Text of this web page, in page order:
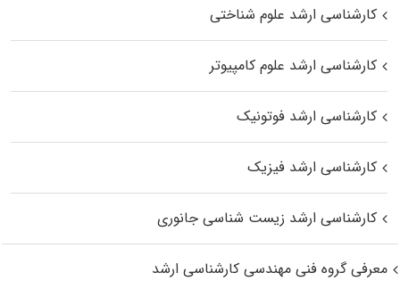
کارشناسی ارشد علوم شناختی
کارشناسی ارشد علوم کامپیوتر
کارشناسی ارشد فوتونیک
کارشناسی ارشد فیزیک
کارشناسی ارشد زیست‌ شناسی جانوری
معرفی گروه فنی مهندسی کارشناسی ارشد